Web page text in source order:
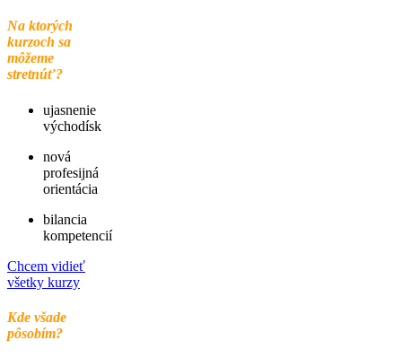
Na ktorých
kurzoch sa
môžeme
stretnúť?
ujasnenie
východísk
nová
profesijná
orientácia
bilancia
kompetencií
Chcem vidieť
všetky kurzy
Kde všade
pôsobím?